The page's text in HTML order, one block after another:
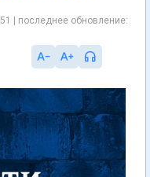
| последнее обновление: